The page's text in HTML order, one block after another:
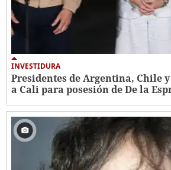
INVESTIDURA
Presidentes de Argentina, Chile
a Cali para posesión de De la